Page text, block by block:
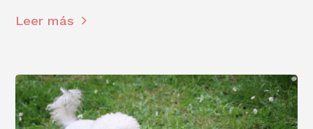
Leer más